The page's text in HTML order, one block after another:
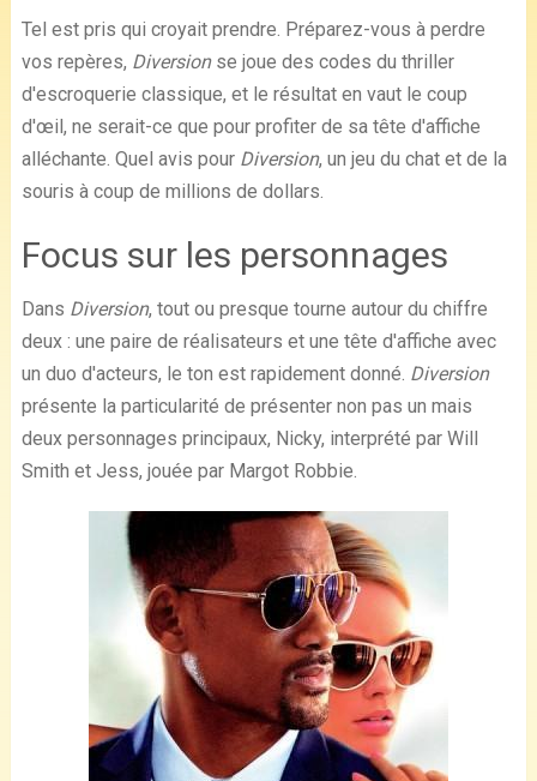
Tel est pris qui croyait prendre. Préparez-vous à perdre
vos repères, Diversionse joue des codes du thriller
d'escroquerie classique, et le résultat en vaut le coup
d'œil, ne serait-ce que pour profiter de sa tête d'affiche
alléchante. Quel avis pour Diversion, un jeu du chat et de la
souris à coup de millions de dollars.
Focus sur les personnages
Dans Diversion, tout ou presque tourne autour du chiffre
deux : une paire de réalisateurs et une tête d'affiche avec
un duo d'acteurs, le ton est rapidement donné. Diversion
présente la particularité de présenter non pas un mais
deux personnages principaux, Nicky, interprété par Will
Smith et Jess, jouée par Margot Robbie.